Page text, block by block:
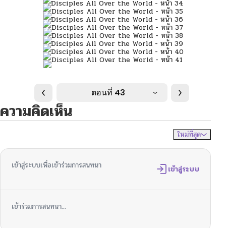
ตอนที่ 43
ความคิดเห็น
ใหม่ที่สุด
เข้าสู่ระบบเพื่อเข้าร่วมการสนทนา เข้าสู่ระบบ
เข้าร่วมการสนทนา...